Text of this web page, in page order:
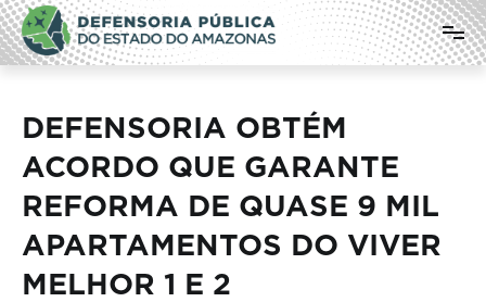
Pular
para
o
conteúdo
Defensoria Pública do Estado do
Amazonas
DEFENSORIA OBTÉM
ACORDO QUE GARANTE
REFORMA DE QUASE 9 MIL
APARTAMENTOS DO VIVER
MELHOR 1 E 2